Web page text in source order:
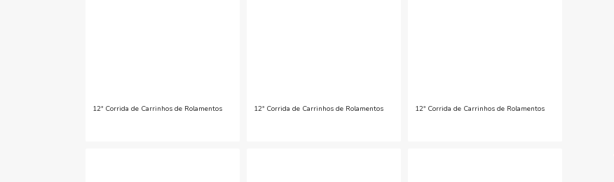
12ª Corrida de Carrinhos de Rolamentos 12ª Corrida de Carrinhos de Rolamentos 12ª Corrida de Carrinhos de Rolamentos